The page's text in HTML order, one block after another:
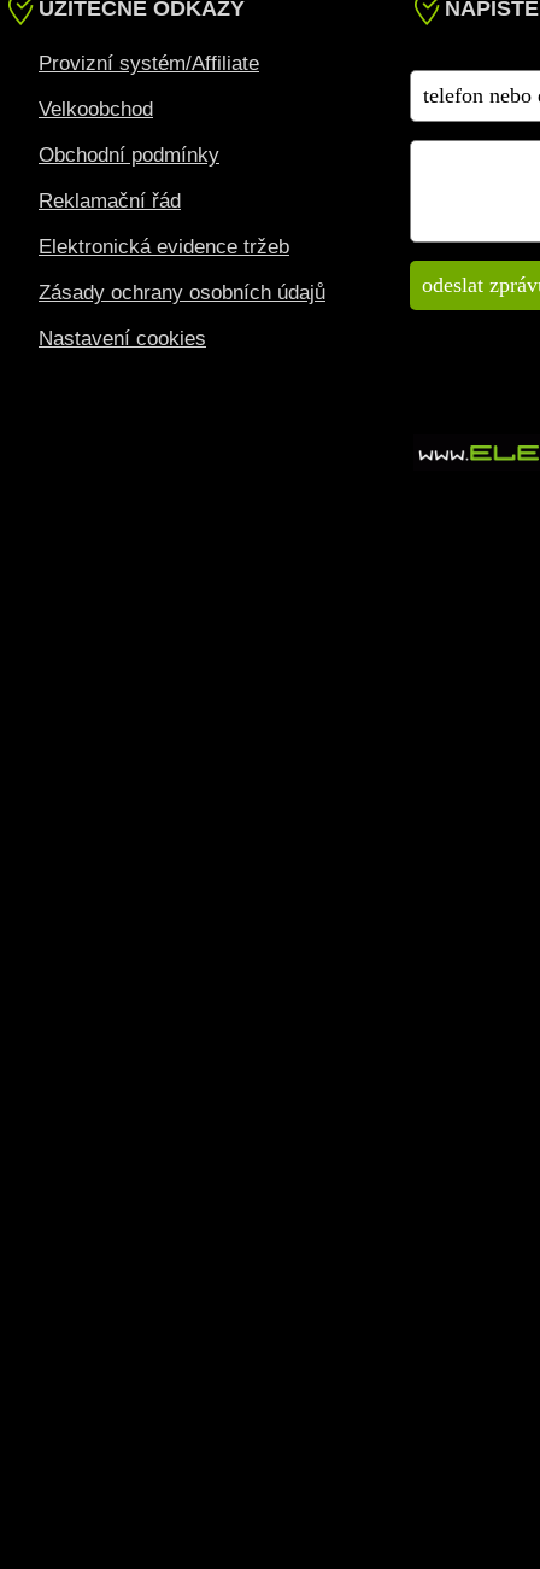
UŽITEČNÉ ODKAZY
Provizní systém/Affiliate
Velkoobchod
Obchodní podmínky
Reklamační řád
Elektronická evidence tržeb
Zásady ochrany osobních údajů
Nastavení cookies